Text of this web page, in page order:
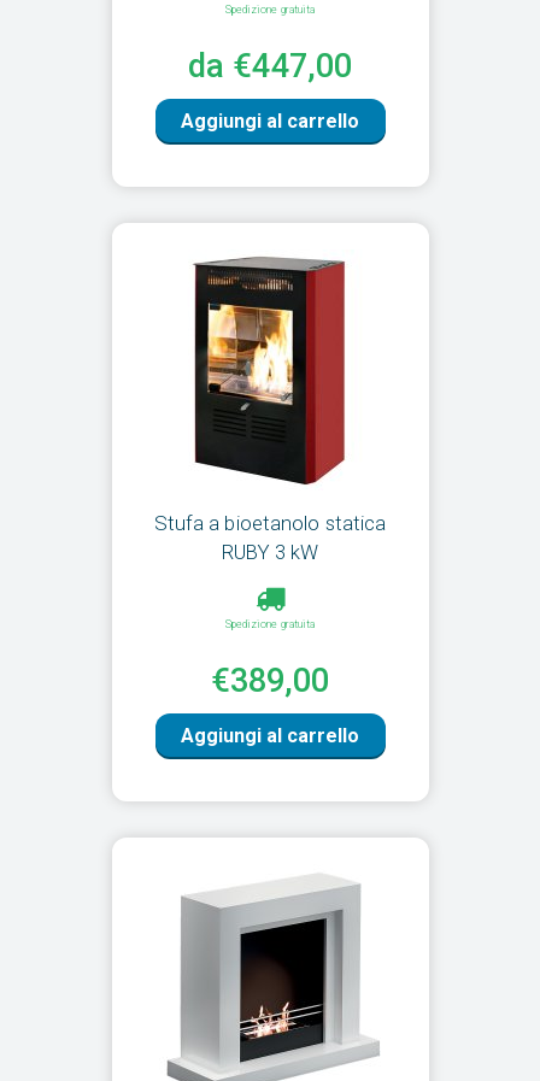
Spedizione gratuita
da €447,00
Aggiungi al carrello
Stufa a bioetanolo statica
RUBY 3 kW
Spedizione gratuita
€389,00
Aggiungi al carrello